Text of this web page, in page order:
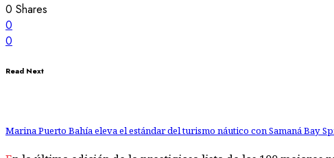
0 Shares
0
0
Read Next
Marina Puerto Bahía eleva el estándar del turismo náutico con Samaná Bay